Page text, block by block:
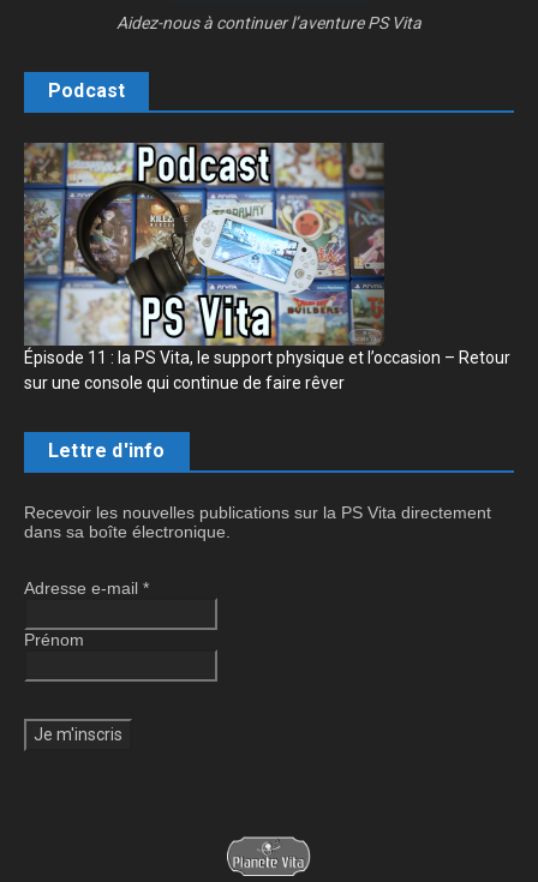
Aidez-nous à continuer l’aventure PS Vita
Podcast
Épisode 11 : la PS Vita, le support physique et l’occasion – Retour
sur une console qui continue de faire rêver
Lettre d'info
Recevoir les nouvelles publications sur la PS Vita directement
dans sa boîte électronique.
Adresse e-mail *
Prénom